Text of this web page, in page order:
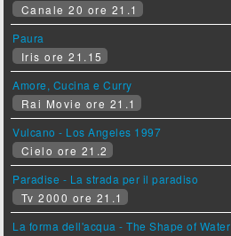
Canale 20 ore 21.1
Paura
Iris ore 21.15
Amore, Cucina e Curry
Rai Movie ore 21.1
Vulcano - Los Angeles 1997
Cielo ore 21.2
Paradise - La strada per il paradiso
Tv 2000 ore 21.1
La forma dell'acqua - The Shape of Water